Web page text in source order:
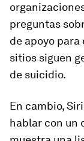
preguntas
de apoyo
sitios siguen
de suicidio.
En cambio,
hablar con un